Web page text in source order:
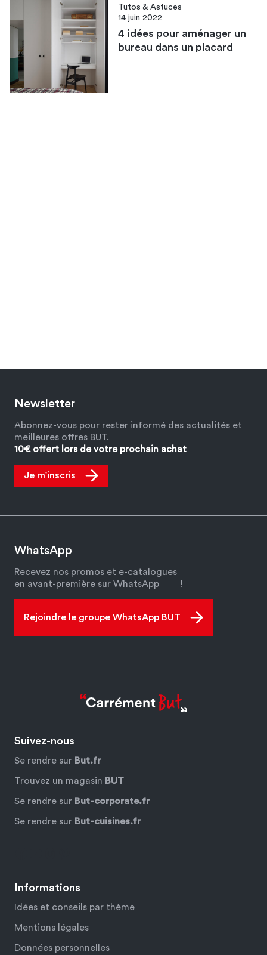
Tutos & Astuces
14 juin 2022
4 idées pour aménager un
bureau dans un placard
Newsletter
Abonnez-vous pour rester informé des actualités et
meilleures offres BUT.
10€ offert lors de votre prochain achat
Je m’inscris
WhatsApp
Recevez nos promos et e-catalogues
en avant-première sur WhatsApp
!
Rejoindre le groupe WhatsApp BUT
Informations
Idées et conseils par thème
Mentions légales
Données personnelles
Suivez-nous
Se rendre sur But.fr
Trouvez un magasin BUT
Se rendre sur But-corporate.fr
Se rendre sur But-cuisines.fr